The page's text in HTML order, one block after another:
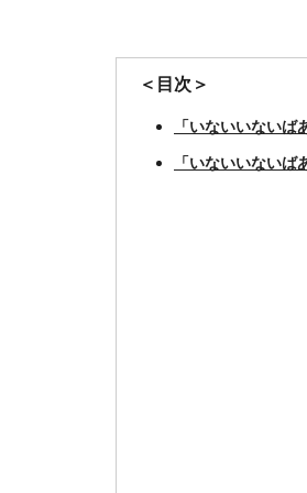
＜目次＞
「いないいない
「いないいない